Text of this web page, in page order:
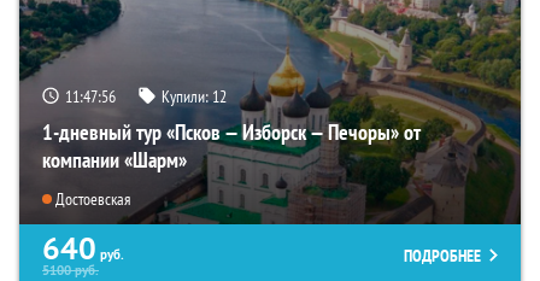
11:47:55 Купили:12
1-дневный тур «Псков — Изборск — Печоры» от
компании «Шарм»
Достоевская
640 руб.
5100руб.
ПОДРОБНЕЕ